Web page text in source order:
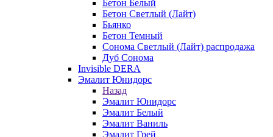
Бетон Белый
Бетон Светлый (Лайт)
Бьянко
Бетон Темный
Сонома Светлый (Лайт) распродажа
Дуб Сонома
Invisible DERA
Эмалит Юнидорс
Назад
Эмалит Юнидорс
Эмалит Белый
Эмалит Ваниль
Эмалит Грей